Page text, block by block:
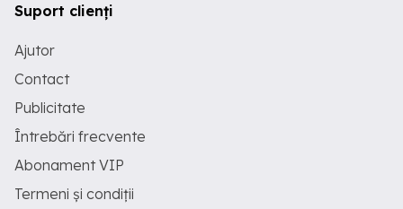
Suport clienți
Ajutor
Contact
Publicitate
Întrebări frecvente
Abonament VIP
Termeni și condiții